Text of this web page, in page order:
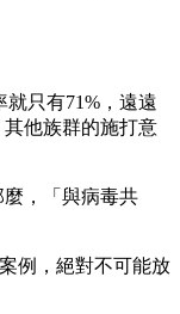
就只有71%，遠遠
他族群的施打意
，「與病毒共
例，絕對不可能放